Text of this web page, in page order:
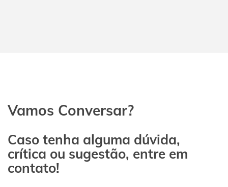
Vamos Conversar?
Caso tenha alguma dúvida,
crítica ou sugestão, entre em
contato!